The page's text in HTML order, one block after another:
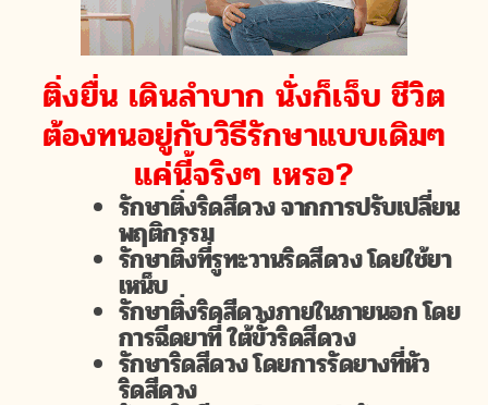
ติ่งยื่น เดินลำบาก นั่งก็เจ็บ ชีวิต
ต้องทนอยู่กับวิธีรักษาแบบเดิมๆ
แค่นี้จริงๆ เหรอ?
รักษาติ่งริดสีดวง จากการปรับเปลี่ยน
พฤติกรรม
รักษาติ่งที่รูทะวานริดสีดวง โดยใช้ยา
เหน็บ
รักษาติ่งริดสีดวงภายในภายนอก โดย
การฉีดยาที่ ใต้ขั้วริดสีดวง
รักษาริดสีดวง โดยการรัดยางที่หัว
ริดสีดวง